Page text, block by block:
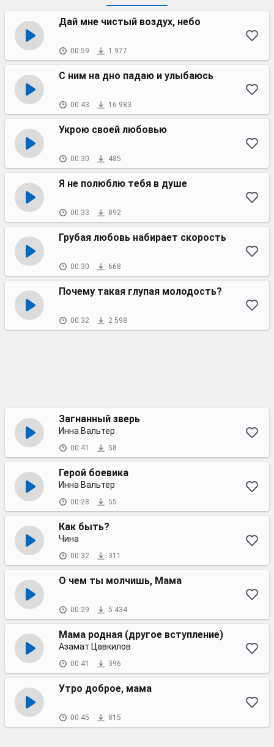
Дай мне чистый воздух, небо
00:59 1 977
С ним на дно падаю и улыбаюсь
00:43 16 983
Укрою своей любовью
00:30 485
Я не полюблю тебя в душе
00:33 892
Грубая любовь набирает скорость
00:30 668
Почему такая глупая молодость?
00:32 2 598
Загнанный зверь
Инна Вальтер
00:41 58
Герой боевика
Инна Вальтер
00:28 55
Как быть?
Чина
00:32 311
О чем ты молчишь, Мама
00:29 5 434
Мама родная (другое вступление)
Азамат Цавкилов
00:41 396
Утро доброе, мама
00:45 815